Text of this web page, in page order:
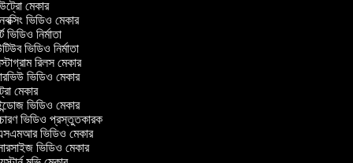
মেকার
ভিডিও মেকার
নির্মাতা
ভিডিও নির্মাতা
রিলস মেকার
ভিডিও মেকার
মেকার
ভিডিও মেকার
ভিডিও প্রস্তুতকারক
ভিডিও মেকার
ভিডিও মেকার